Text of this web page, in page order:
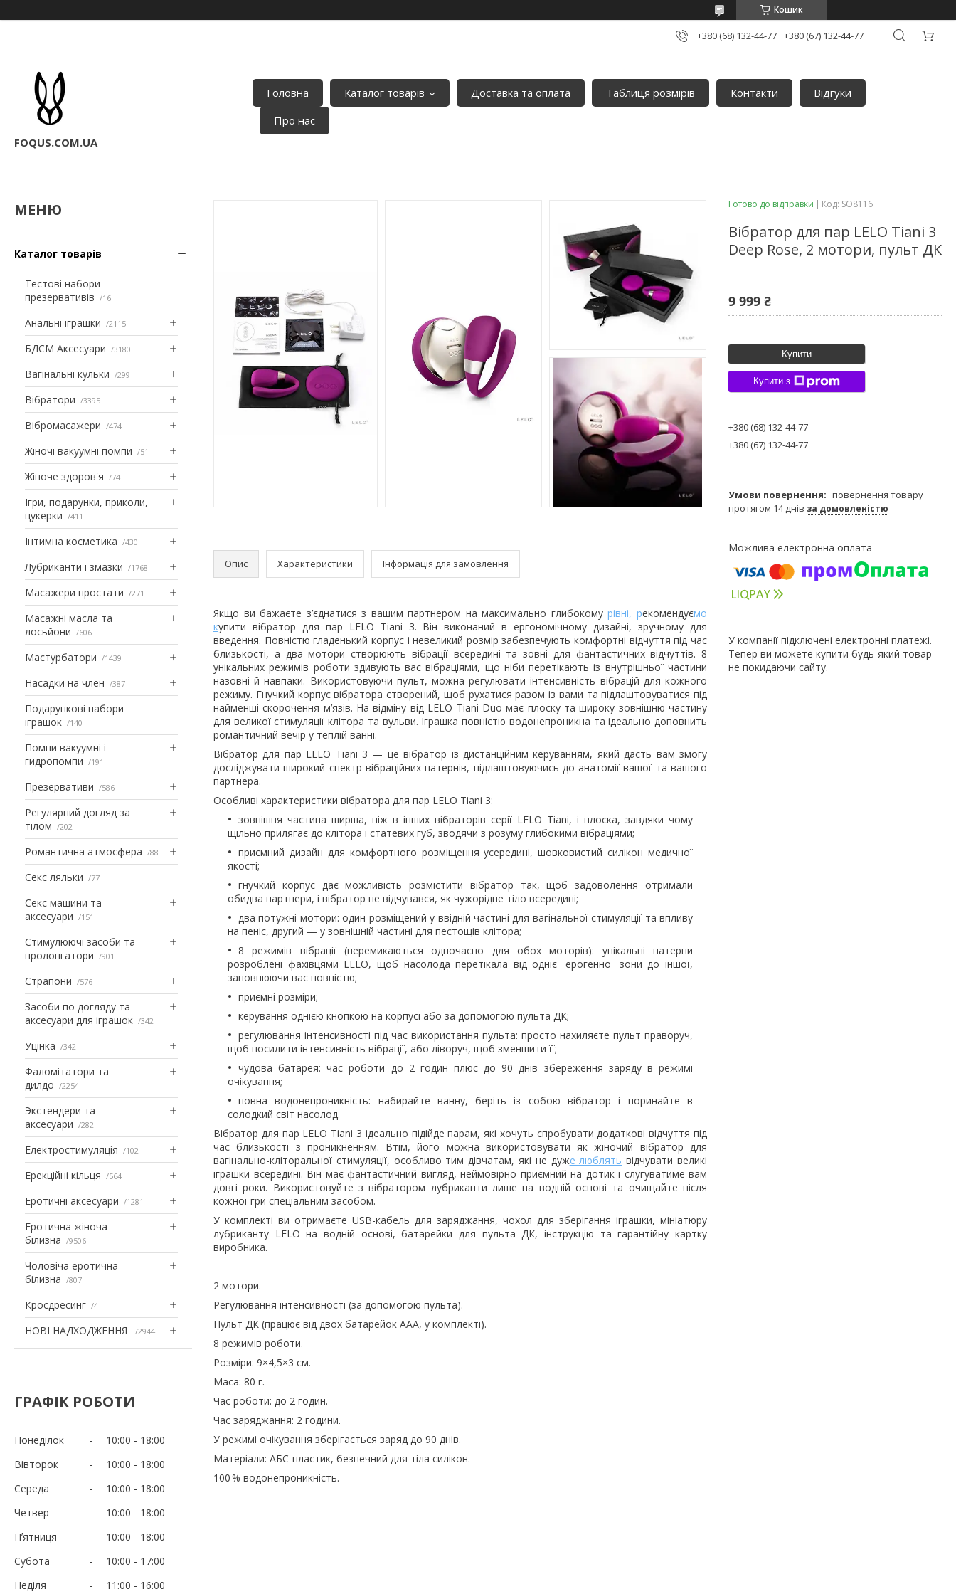
Кошик
+380 (68) 132-44-77 +380 (67) 132-44-77
FOQUS.COM.UA
Головна Каталог товарів Доставка та оплата Таблиця розмірів Контакти
Відгуки
Про нас
Каталог товарів
Тестові набори
презервативів
16
Анальні іграшки 2115
БДСМ Аксесуари 3180
Вагінальні кульки 299
Вібратори 3395
Вібромасажери 474
Жіночі вакуумні помпи 51
Жіноче здоров'я 74
Ігри, подарунки, приколи,
цукерки
411
Інтимна косметика 430
Лубриканти і змазки 1768
Масажери простати 271
Масажні масла та
лосьйони
606
Мастурбатори 1439
Насадки на член 387
Подарункові набори
іграшок
140
Помпи вакуумні і
гидропомпи
191
Презервативи 586
Регулярний догляд за
тілом
202
Романтична атмосфера 88
Секс ляльки 77
Секс машини та
аксесуари
151
Стимулюючі засоби та
пролонгатори
901
Страпони 576
Засоби по догляду та
аксесуари для іграшок
342
Уцінка 342
Фаломітатори та
дилдо
2254
Экстендери та
аксесуари
282
Електростимуляція 102
Ерекційні кільця 564
Еротичні аксесуари 1281
Еротична жіноча
білизна
9506
Чоловіча еротична
білизна
807
Кросдресинг 4
НОВІ НАДХОДЖЕННЯ 2944
ГРАФІК РОБОТИ
Понеділок 10:00
18:00
Вівторок
10:00
18:00
Середа
10:00
18:00
Четвер
10:00
18:00
Пʼятниця
10:00
18:00
Субота
10:00
17:00
Неділя
11:00 16:00
Опис Характеристики Інформація для замовлення
Якщо ви бажаєте з’єднатися з вашим партнером на максимально глибокомурівні, рекомендуємо
купити вібратор для пар LELO Tiani 3. Він виконаний в ергономічному дизайні, зручному для
введення. Повністю гладенький корпус і невеликий розмір забезпечують комфортні відчуття під час
близькості, а два мотори створюють вібрації всередині та зовні для фантастичних відчуттів. 8
унікальних режимів роботи здивують вас вібраціями, що ніби перетікають із внутрішньої частини
назовні й навпаки. Використовуючи пульт, можна регулювати інтенсивність вібрацій для кожного
режиму. Гнучкий корпус вібратора створений, щоб рухатися разом із вами та підлаштовуватися під
найменші скорочення м’язів. На відміну від LELO Tiani Duo має плоску та широку зовнішню частину
для великої стимуляції клітора та вульви. Іграшка повністю водонепроникна та ідеально доповнить
романтичний вечір у теплій ванні.
Вібратор для пар LELO Tiani 3 — це вібратор із дистанційним керуванням, який дасть вам змогу
досліджувати широкий спектр вібраційних патернів, підлаштовуючись до анатомії вашої та вашого
партнера.
Особливі характеристики вібратора для пар LELO Tiani 3:
зовнішня частина ширша, ніж в інших вібраторів серії LELO Tiani, і плоска, завдяки чому
щільно прилягає до клітора і статевих губ, зводячи з розуму глибокими вібраціями;
приємний дизайн для комфортного розміщення усередині, шовковистий силікон медичної
якості;
гнучкий корпус дає можливість розмістити вібратор так, щоб задоволення отримали
обидва партнери, і вібратор не відчувався, як чужорідне тіло всередині;
два потужні мотори: один розміщений у ввідній частині для вагінальної стимуляції та впливу
на пеніс, другий — у зовнішній частині для пестощів клітора;
8 режимів вібрації (перемикаються одночасно для обох моторів): унікальні патерни
розроблені фахівцями LELO, щоб насолода перетікала від однієї ерогенної зони до іншої,
заповнюючи вас повністю;
приємні розміри;
керування однією кнопкою на корпусі або за допомогою пульта ДК;
регулювання інтенсивності під час використання пульта: просто нахиляєте пульт праворуч,
щоб посилити інтенсивність вібрації, або ліворуч, щоб зменшити її;
чудова батарея: час роботи до 2 годин плюс до 90 днів збереження заряду в режимі
очікування;
повна водонепроникність: набирайте ванну, беріть із собою вібратор і поринайте в
солодкий світ насолод.
Вібратор для пар LELO Tiani 3 ідеально підійде парам, які хочуть спробувати додаткові відчуття під
час близькості з проникненням. Втім, його можна використовувати як жіночий вібратор для
вагінально-кліторальної стимуляції, особливо тим дівчатам, які не дуже люблять відчувати великі
іграшки всередині. Він має фантастичний вигляд, неймовірно приємний на дотик і слугуватиме вам
довгі роки. Використовуйте з вібратором лубриканти лише на водній основі та очищайте після
кожної гри спеціальним засобом.
У комплекті ви отримаєте USB-кабель для заряджання, чохол для зберігання іграшки, мініатюру
лубриканту LELO на водній основі, батарейки для пульта ДК, інструкцію та гарантійну картку
виробника.
2 мотори.
Регулювання інтенсивності (за допомогою пульта).
Пульт ДК (працює від двох батарейок ААА, у комплекті).
8 режимів роботи.
Розміри: 9×4,5×3 см.
Маса: 80 г.
Час роботи: до 2 годин.
Час заряджання: 2 години.
У режимі очікування зберігається заряд до 90 днів.
Матеріали: АБС-пластик, безпечний для тіла силікон.
100 % водонепроникність.
Готово до відправки Код: SO8116
Вібратор для пар LELO Tiani 3
Deep Rose, 2 мотори, пульт ДК
9 999 ₴
Купити
Купити з
+380 (68) 132-44-77
+380 (67) 132-44-77
повернення товару
протягом 14 днів за домовленістю
У компанії підключені електронні платежі.
Тепер ви можете купити будь-який товар
не покидаючи сайту.